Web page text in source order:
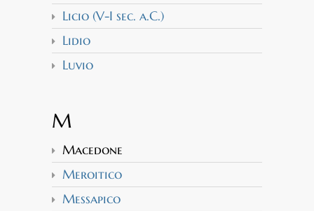
Licio (V-I sec. a.C.)
Lidio
Luvio
M
Macedone
Meroitico
Messapico